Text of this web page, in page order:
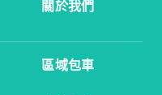
關於我們
區域包車